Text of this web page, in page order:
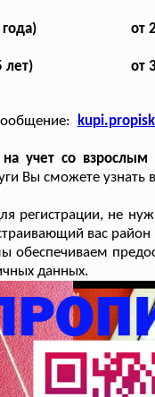
от
лет) от
учет со взрослым
Вы сможете узнать
регистрации, не
вас район
данных.